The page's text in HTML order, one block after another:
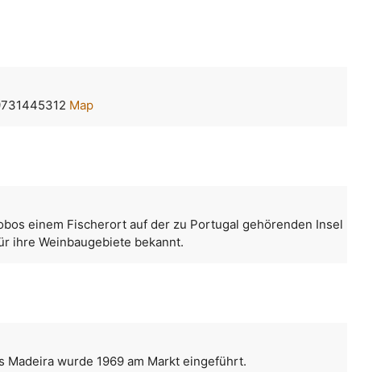
Map
einem Fischerort auf der zu Portugal gehörenden Insel
ihre Weinbaugebiete bekannt.
Madeira wurde 1969 am Markt eingeführt.